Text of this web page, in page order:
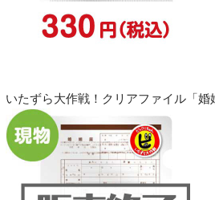
いたずら大作戦！クリアファイル「婚